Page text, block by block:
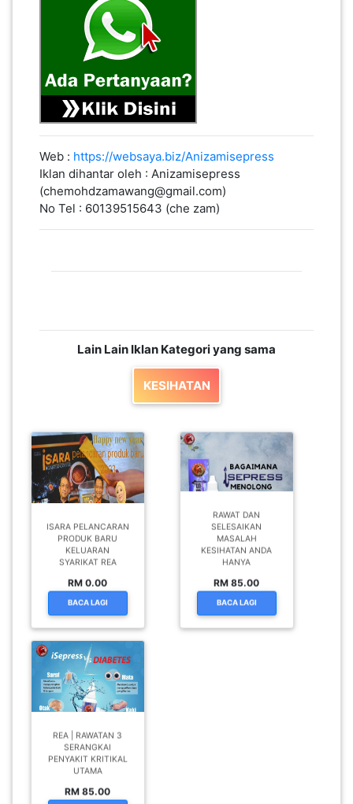
Web : https://websaya.biz/Anizamisepress
Iklan dihantar oleh : Anizamisepress
(chemohdzamawang@gmail.com)
No Tel : 60139515643 (che zam)
Lain Lain Iklan Kategori yang sama
KESIHATAN
ISARA PELANCARAN
PRODUK BARU
KELUARAN
SYARIKAT REA
RM 0.00
BACA LAGI
RAWAT DAN
SELESAIKAN
MASALAH
KESIHATAN ANDA
HANYA
RM 85.00
BACA LAGI
REA | RAWATAN 3
SERANGKAI
PENYAKIT KRITIKAL
UTAMA
RM 85.00
PAHANG(13)
KELANTAN(22)
PERAK(41)
NEGERI
SEMBILAN(10)
TERENGGANU(12)
SARAWAK(2)
JOHOR(8)
MELAKA(53)
PENANG(2)
PERLIS(6)
KUALA
PUTRAJAYA(9)